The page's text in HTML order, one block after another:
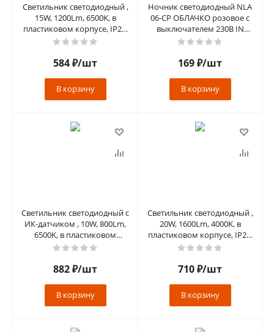
Светильник светодиодный ,
15W, 1200Lm, 6500K, в
пластиковом корпусе, IP20,
AL3021
584₽/шт
В корзину
Ночник светодиодный NLA
06-CP ОБЛАЧКО розовое с
выключателем 230В IN
HOME
169₽/шт
В корзину
Светильник светодиодный с
ИК-датчиком , 10W, 800Lm,
6500K, в пластиковом
корпусе, IP20, AL3023
882₽/шт
В корзину
Светильник светодиодный ,
20W, 1600Lm, 4000K, в
пластиковом корпусе, IP20,
AL3021
710₽/шт
В корзину